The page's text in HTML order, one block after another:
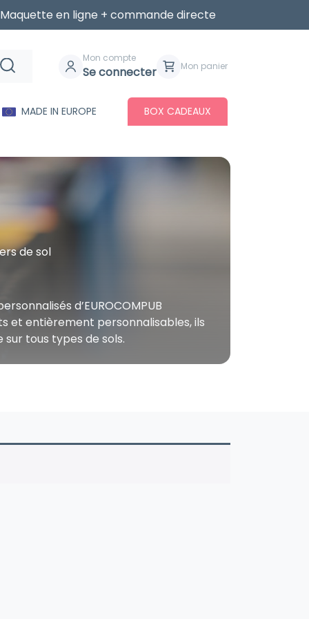
Maquette en ligne + commande directe
Mon compte
Se connecter Mon panier
MADE IN EUROPE BOX CADEAUX
de sol
d’EUROCOMPUB
et entièrement personnalisables, ils
tous types de sols.